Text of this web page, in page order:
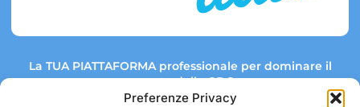
Preferenze Privacy
La TUA PIATTAFORMA professionale per dominare il
mercato della GDO.